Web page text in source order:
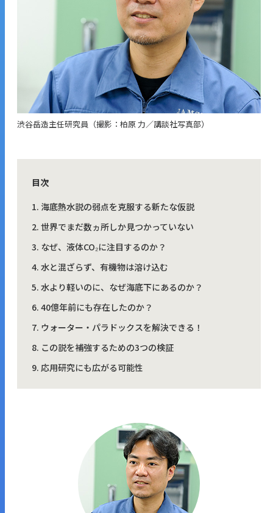
渋谷岳造主任研究員（撮影：柏原 力／講談社写真部）
目次
海底熱水説の弱点を克服する新たな仮説
世界でまだ数ヵ所しか見つかっていない
なぜ、液体CO₂に注目するのか？
水と混ざらず、有機物は溶け込む
水より軽いのに、なぜ海底下にあるのか？
40億年前にも存在したのか？
ウォーター・パラドックスを解決できる！
この説を補強するための3つの検証
応用研究にも広がる可能性